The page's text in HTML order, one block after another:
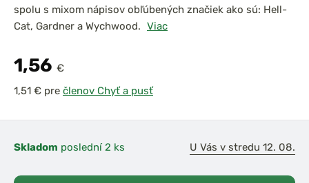
spolu s mixom nápisov obľúbených značiek ako sú: Hell-
Cat, Gardner a Wychwood. Viac
1,56 €
pre členov Chyť a pusť
Skladom poslední 2 ks U Vás v stredu 12. 08.